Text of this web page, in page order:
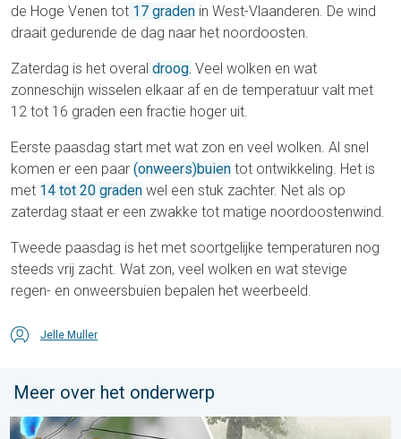
de Hoge Venen tot 17 graden in West-Vlaanderen. De wind
draait gedurende de dag naar het noordoosten.
Zaterdag is het overal droog. Veel wolken en wat
zonneschijn wisselen elkaar af en de temperatuur valt met
12 tot 16 graden een fractie hoger uit.
Eerste paasdag start met wat zon en veel wolken. Al snel
komen er een paar (onweers)buien tot ontwikkeling. Het is
met 14 tot 20 graden wel een stuk zachter. Net als op
zaterdag staat er een zwakke tot matige noordoostenwind.
Tweede paasdag is het met soortgelijke temperaturen nog
steeds vrij zacht. Wat zon, veel wolken en wat stevige
regen- en onweersbuien bepalen het weerbeeld.
Jelle Muller
Meer over het onderwerp
Hagel als tennisballen in Polen. Zwaar onweer treft steden. . .